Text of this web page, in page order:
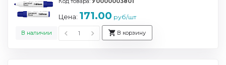
В наличии
Цена: 171.00 руб/шт
В корзину